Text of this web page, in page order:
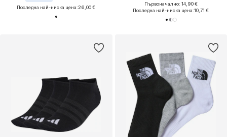
Последна най-ниска цена:26,00 €
Първоначално: 14,90 €
Последна най-ниска цена:10,71 €